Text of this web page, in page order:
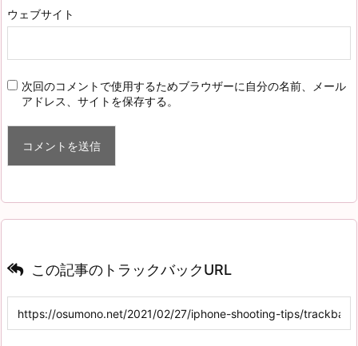
ウェブサイト
次回のコメントで使用するためブラウザーに自分の名前、メール
アドレス、サイトを保存する。
この記事のトラックバックURL